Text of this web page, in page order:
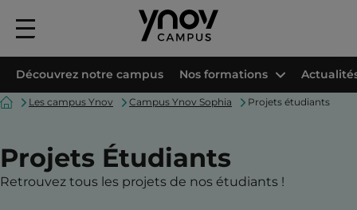
Menu
principal
AccueilLes campus Ynov Campus Ynov Sophia Projets étudiants
Projets Étudiants
Retrouvez tous les projets de nos étudiants !
Découvrez notre campus Nos formations